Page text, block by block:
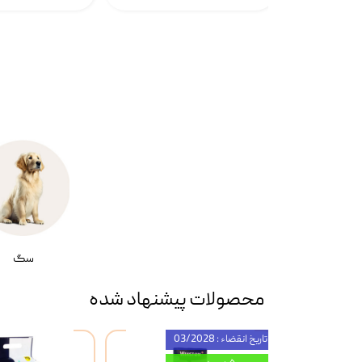
سگ
محصولات پیشنهاد شده
تاریخ انقضاء : 03/2028